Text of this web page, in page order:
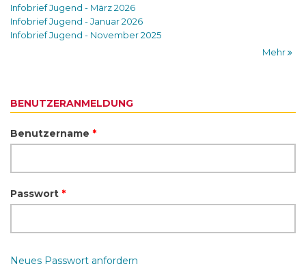
Infobrief Jugend - März 2026
Infobrief Jugend - Januar 2026
Infobrief Jugend - November 2025
Mehr
BENUTZERANMELDUNG
Benutzername *
Passwort *
Neues Passwort anfordern